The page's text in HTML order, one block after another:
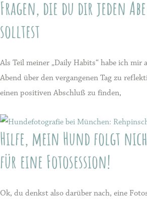
Fragen, die du dir jeden
solltest
Als Teil meiner „Daily Habits“ habe ich mir
Abend über den vergangenen Tag zu
einen positiven Abschluß zu finden,
Hilfe, mein Hund folgt
für eine Fotosession!
Ok, du denkst also darüber nach, eine